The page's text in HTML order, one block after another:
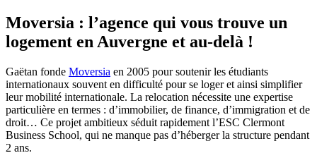
Moversia : l’agence qui vous trouve un
logement en Auvergne et au-delà !
Gaëtan fonde Moversia en 2005 pour soutenir les étudiants
internationaux souvent en difficulté pour se loger et ainsi simplifier
leur mobilité internationale. La relocation nécessite une expertise
particulière en termes : d’immobilier, de finance, d’immigration et de
droit… Ce projet ambitieux séduit rapidement l’ESC Clermont
Business School, qui ne manque pas d’héberger la structure pendant
2 ans.